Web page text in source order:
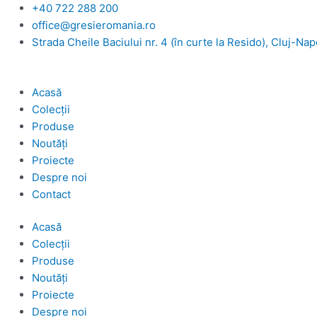
Skip
content
+40 722 288 200
office@gresieromania.ro
Strada Cheile Baciului nr. 4 (în curte la Resido), Cluj-
Acasă
Colecții
Produse
Noutăți
Proiecte
Despre noi
Contact
Acasă
Colecții
Produse
Noutăți
Proiecte
Despre noi